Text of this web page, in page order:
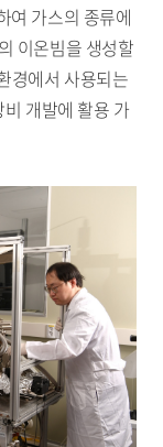
여 가스의 종류에
이온빔을 생성할
경에서 사용되는
개발에 활용 가